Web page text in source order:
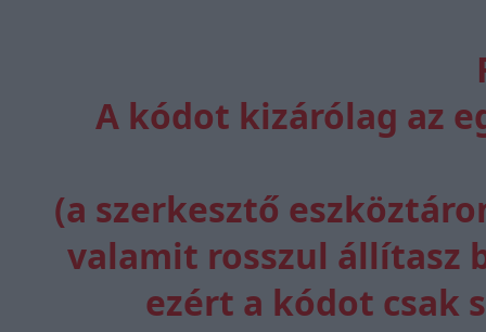
A kódot kizárólag az
(a szerkesztő
valamit rosszul állítasz
ezért a kódot csak